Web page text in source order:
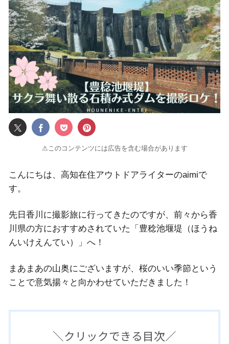
⚠このコンテンツには広告を含む場合があります
こんにちは、高知在住アウトドアライターのaimiで
す。
先日香川に撮影旅に行ってきたのですが、前々から香
川県の方におすすめされていた「豊稔池堰堤（ほうね
んいけえんてい）」へ！
まあまあの山奥にございますが、桜のいい季節という
ことで意気揚々と向かわせていただきました！
＼クリックできる目次／